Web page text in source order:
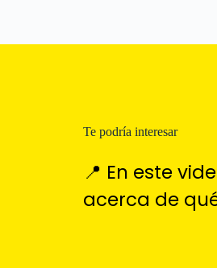
Te podría interesar
📍 En este
acerca de